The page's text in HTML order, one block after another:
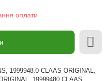
оплати
1999948.0 CLAAS ORIGINAL,
19999480 CLAAS